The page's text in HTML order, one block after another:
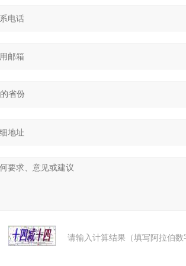
请输入计算结果（填写阿拉伯